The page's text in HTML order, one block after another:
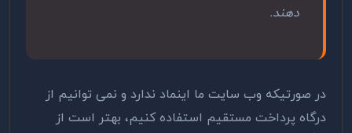
دهند.
در صورتیکه وب سایت ما اینماد ندارد و نمی توانیم از
درگاه پرداخت مستقیم استفاده کنیم، بهتر است از